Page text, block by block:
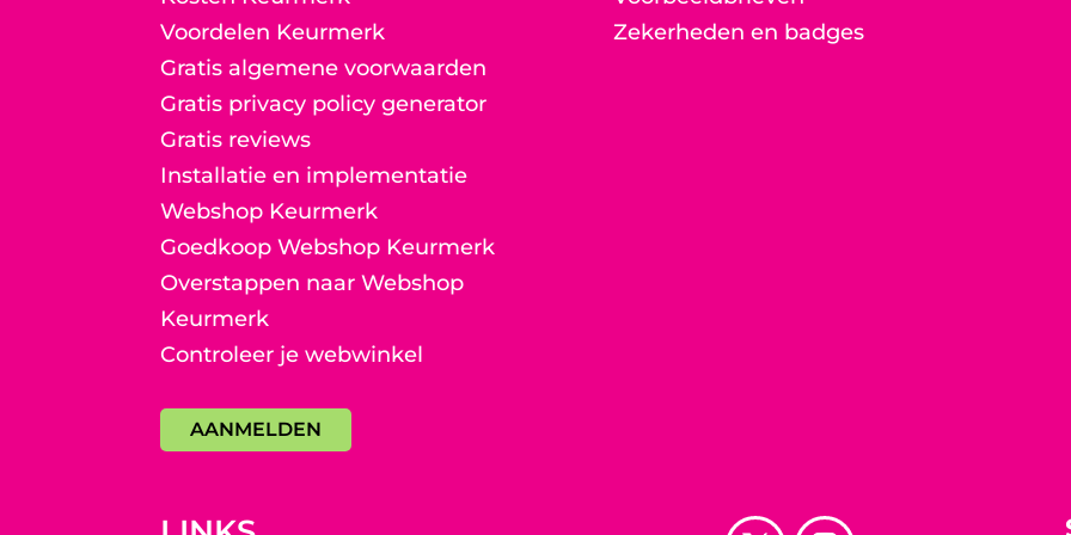
Voordelen Keurmerk
Gratis algemene voorwaarden
Gratis privacy policy generator
Gratis reviews
Installatie en implementatie
Webshop Keurmerk
Goedkoop Webshop Keurmerk
Overstappen naar Webshop
Keurmerk
Controleer je webwinkel
AANMELDEN
Zekerheden en badges